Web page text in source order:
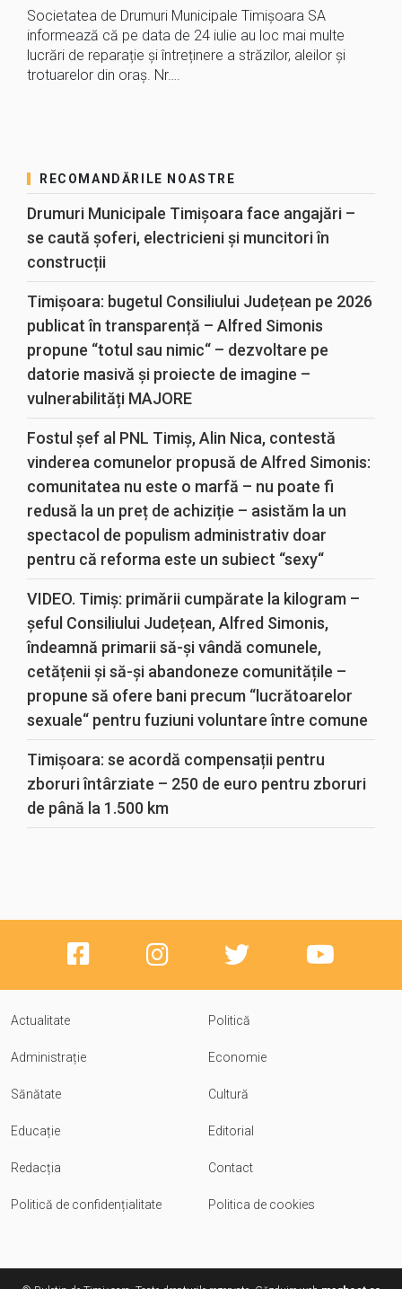
Societatea de Drumuri Municipale Timișoara SA
informează că pe data de 24 iulie au loc mai multe
lucrări de reparație și întreținere a străzilor, aleilor și
trotuarelor din oraș. Nr….
RECOMANDĂRILE NOASTRE
Drumuri Municipale Timișoara face angajări –
se caută șoferi, electricieni și muncitori în
construcții
Timișoara: bugetul Consiliului Județean pe 2026
publicat în transparență – Alfred Simonis
propune “totul sau nimic“ – dezvoltare pe
datorie masivă și proiecte de imagine –
vulnerabilități MAJORE
Fostul șef al PNL Timiș, Alin Nica, contestă
vinderea comunelor propusă de Alfred Simonis:
comunitatea nu este o marfă – nu poate fi
redusă la un preț de achiziție – asistăm la un
spectacol de populism administrativ doar
pentru că reforma este un subiect “sexy“
VIDEO. Timiș: primării cumpărate la kilogram –
șeful Consiliului Județean, Alfred Simonis,
îndeamnă primarii să-și vândă comunele,
cetățenii și să-și abandoneze comunitățile –
propune să ofere bani precum “lucrătoarelor
sexuale“ pentru fuziuni voluntare între comune
Timișoara: se acordă compensații pentru
zboruri întârziate – 250 de euro pentru zboruri
de până la 1.500 km
Actualitate Politică
Administrație Economie
Sănătate Cultură
Educație Editorial
Redacția Contact
Politică de confidențialitate Politica de cookies